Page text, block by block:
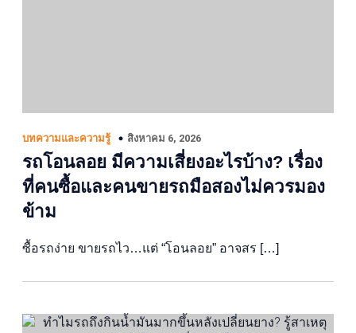
บทความและความรู้ สิงหาคม 6, 2026
รถโอนลอย มีความเสี่ยงอะไรบ้าง? เรื่อง
ที่คนซื้อและคนขายรถมือสองไม่ควรมอง
ข้าม
ซื้อรถง่าย ขายรถไว…แต่ “โอนลอย” อาจสร […]